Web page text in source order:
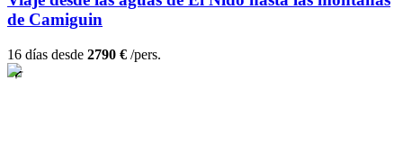
de Camiguin
16 días desde 2790 € /pers.